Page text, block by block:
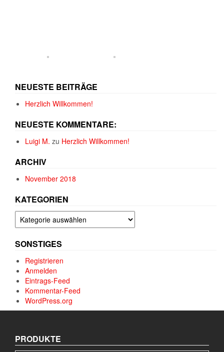
NEUESTE BEITRÄGE
Herzlich Willkommen!
NEUESTE KOMMENTARE:
Luigi M. zu Herzlich Willkommen!
ARCHIV
November 2018
KATEGORIEN
Kategorien
SONSTIGES
Registrieren
Anmelden
Eintrags-Feed
Kommentar-Feed
WordPress.org
PRODUKTE